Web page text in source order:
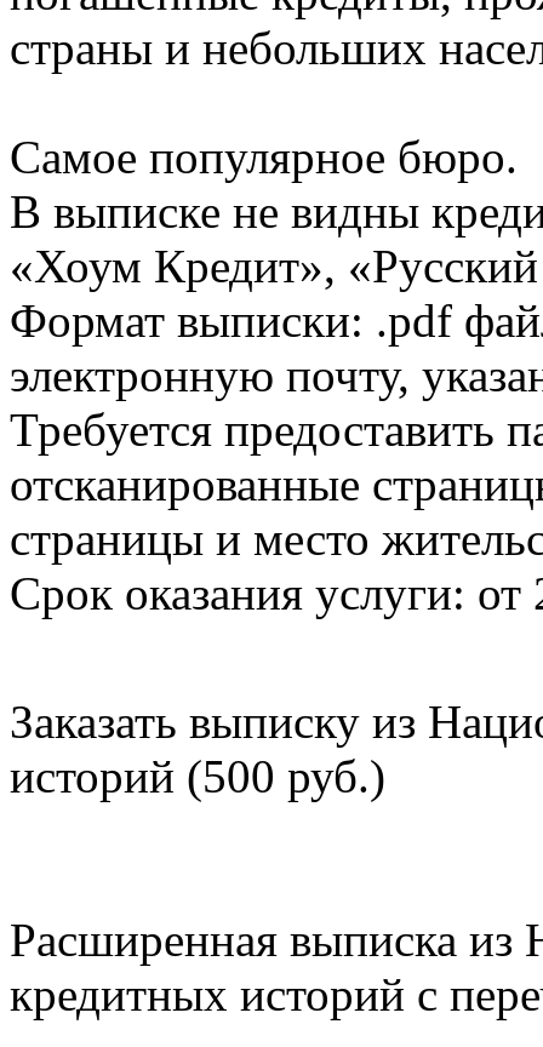
страны и небольших
Самое популярное бюро.
В выписке не видны
«Хоум Кредит»,
Формат выписки: .pdf
электронную почту,
Требуется предоставить
отсканированные
страницы и место
Срок оказания услуги: от
Заказать выписку из
историй (500 руб.)
Расширенная выписка из
кредитных историй с